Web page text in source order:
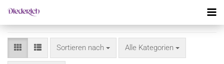
Sortieren nach
Sortieren nach Alle Kategorien